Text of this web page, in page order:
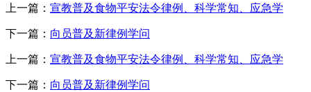
上一篇： 宣教普及食物平安法令律例、科学常知、应急学
下一篇： 向员普及新律例学问
上一篇： 宣教普及食物平安法令律例、科学常知、应急学
下一篇： 向员普及新律例学问